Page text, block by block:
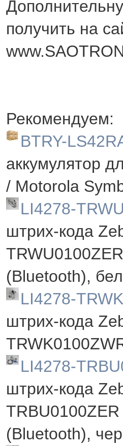
получить на
Рекомендуем:
BTRY-
аккумулятор
/ Motorola
LI4278-
штрих-кода
(Bluetooth),
LI4278-
штрих-кода
LI4278-
штрих-кода
(Bluetooth),